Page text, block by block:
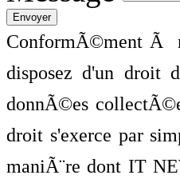
ConformÃ©ment Ã
disposez d'un droit
donnÃ©es
droit s'exerce par
maniÃ¨re dont IT